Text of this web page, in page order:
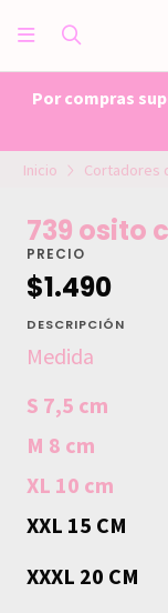
Por compras
Inicio Cortadores
739 osito
PRECIO
$1.490
DESCRIPCIÓN
Medida
S 7,5 cm
M 8 cm
XL 10 cm
XXL 15 CM
XXXL 20 CM